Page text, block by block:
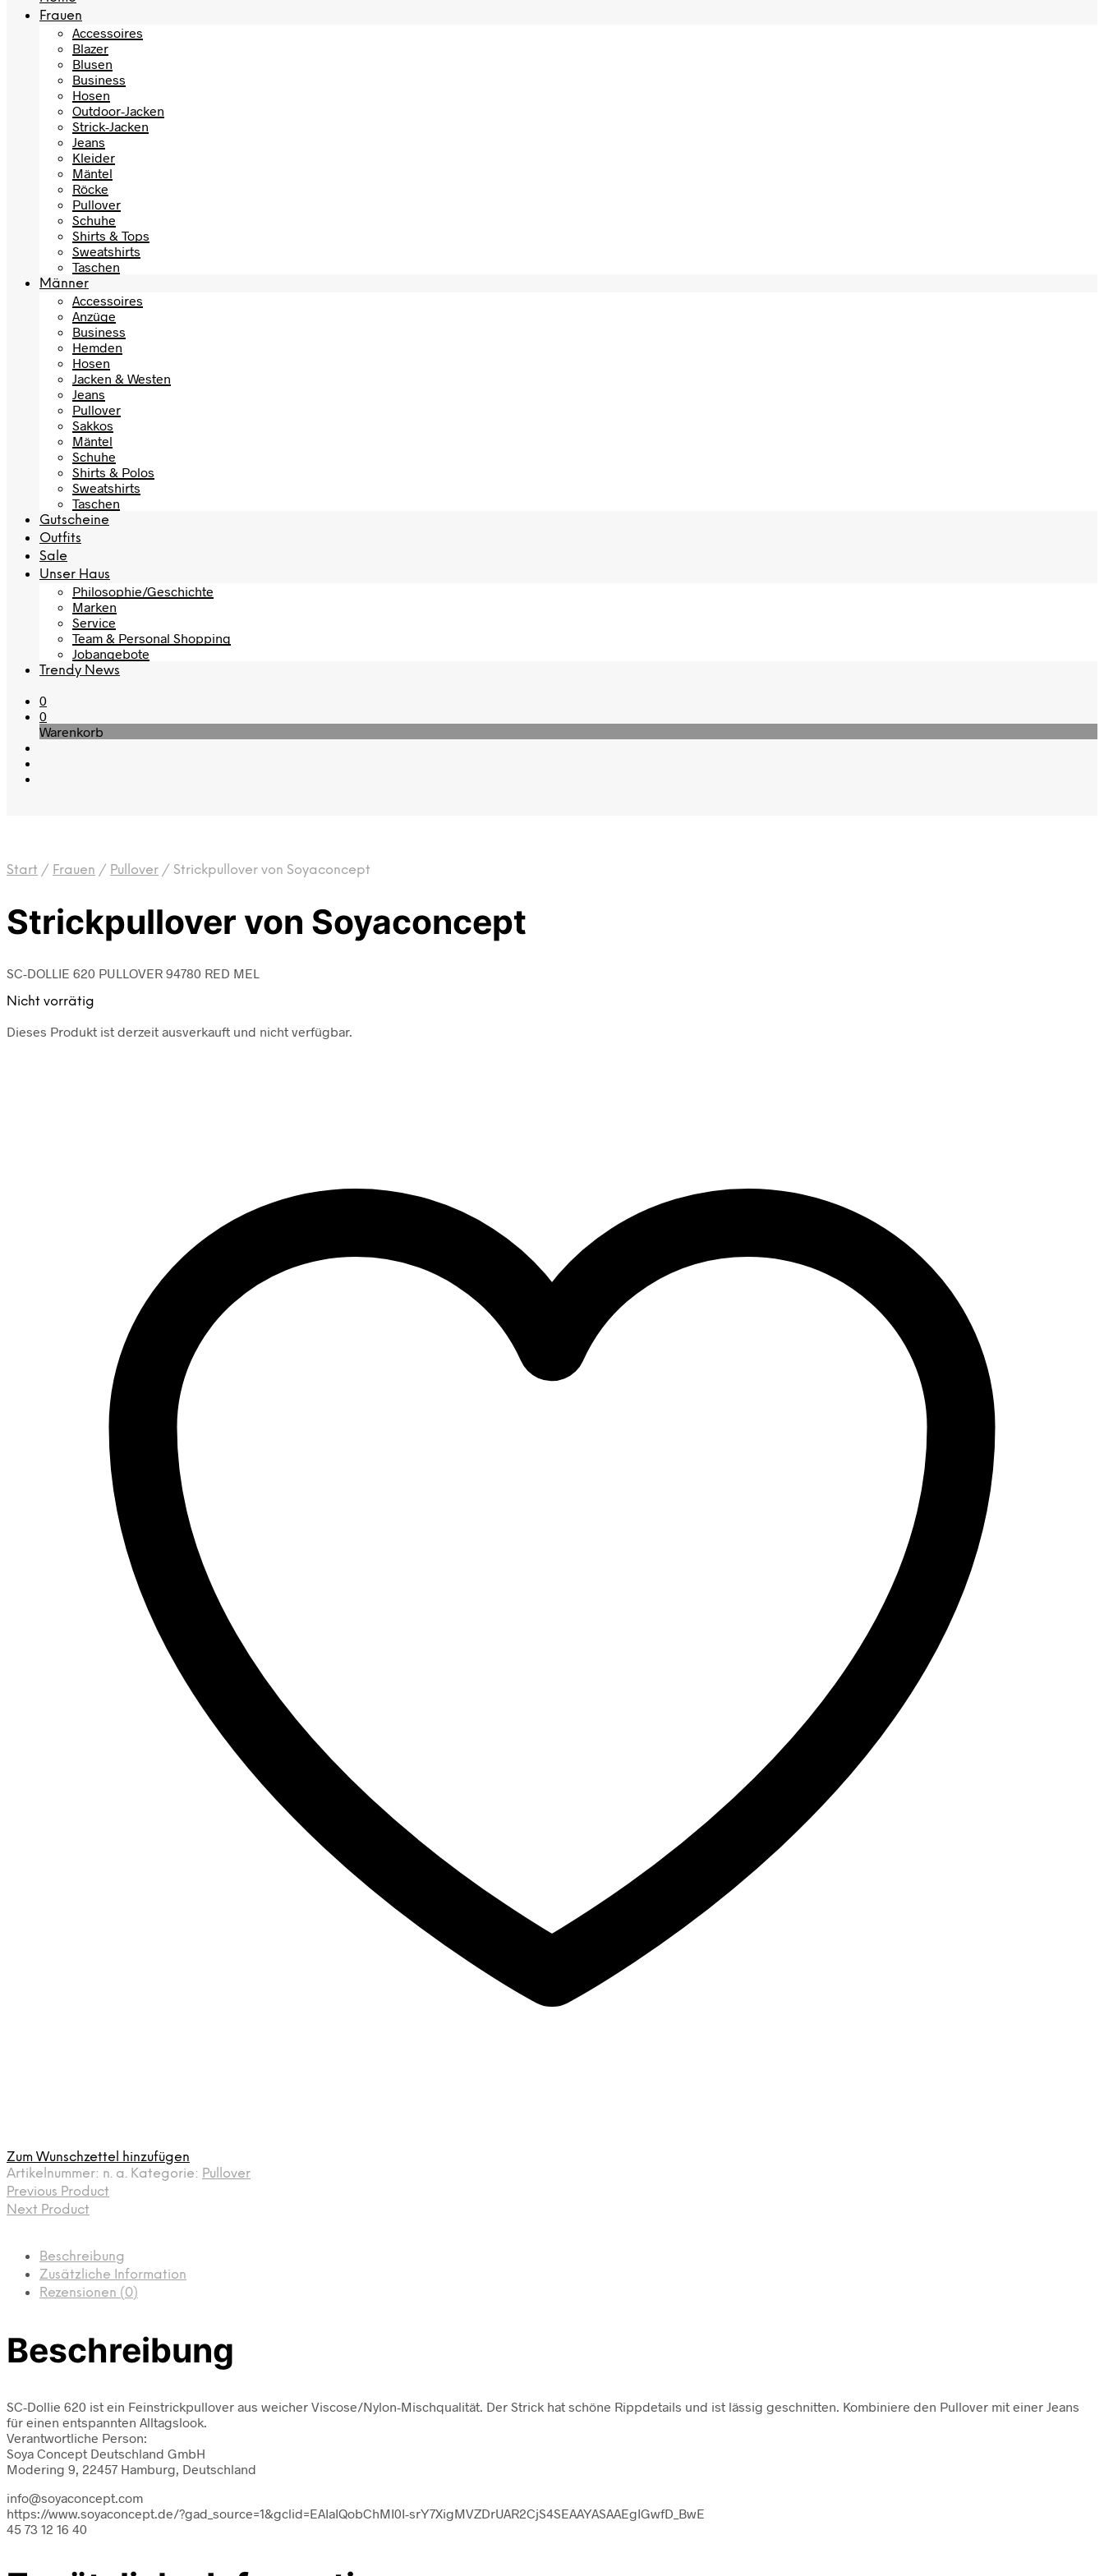
Frauen
Accessoires
Blazer
Blusen
Business
Hosen
Outdoor-Jacken
Strick-Jacken
Jeans
Kleider
Mäntel
Röcke
Pullover
Schuhe
Shirts & Tops
Sweatshirts
Taschen
Männer
Accessoires
Anzüge
Business
Hemden
Hosen
Jacken & Westen
Jeans
Pullover
Sakkos
Mäntel
Schuhe
Shirts & Polos
Sweatshirts
Taschen
Gutscheine
Outfits
Sale
Unser Haus
Philosophie/Geschichte
Marken
Service
Team & Personal Shopping
Jobangebote
Trendy News
0
0
Warenkorb
Start / Frauen / Pullover / Strickpullover von Soyaconcept
Strickpullover von Soyaconcept
SC-DOLLIE 620 PULLOVER 94780 RED MEL
Nicht vorrätig
Dieses Produkt ist derzeit ausverkauft und nicht verfügbar.
Zum Wunschzettel hinzufügen
Artikelnummer: n. a. Kategorie: Pullover
Previous Product
Next Product
Beschreibung
Zusätzliche Information
Rezensionen (0)
Beschreibung
SC-Dollie 620 ist ein Feinstrickpullover aus weicher Viscose/Nylon-Mischqualität. Der Strick hat schöne Rippdetails und ist lässig geschnitten. Kombiniere den Pullover mit einer Jeans
für einen entspannten Alltagslook.
Verantwortliche Person:
Soya Concept Deutschland GmbH
Modering 9, 22457 Hamburg, Deutschland
info@soyaconcept.com
https://www.soyaconcept.de/?gad_source=1&gclid=EAIaIQobChMI0I-srY7XigMVZDrUAR2CjS4SEAAYASAAEgIGwfD_BwE
45 73 12 16 40